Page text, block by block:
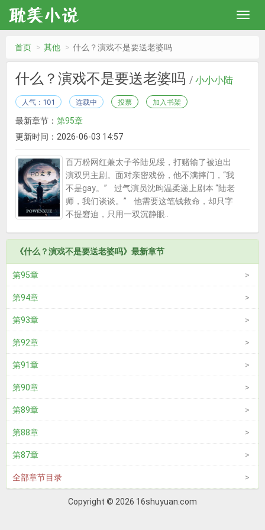
首页 其他 什么？演戏不是要送老婆吗
什么？演戏不是要送老婆吗 / 小小小陆
人气：101 连载中 投票 加入书架
最新章节： 第95章
更新时间：2026-06-03 14:57
百万粉网红兼太子爷陆见绥，打赌输了被迫出
演双男主剧。面对亲密戏份，他不满摔门，“我
不是gay。” 过气演员沈昀温柔递上剧本 “陆老
师，我们谈谈。” 他需要这笔钱救命，却只字
不提窘迫，只用一双沉静眼..
《什么？演戏不是要送老婆吗》最新章节
第95章
第94章
第93章
第92章
第91章
第90章
第89章
第88章
第87章
全部章节目录
Copyright © 2026 16shuyuan.com